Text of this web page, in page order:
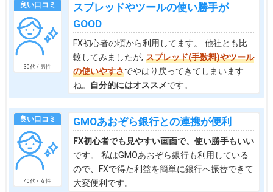
良い口コミ
30代 / 男性
スプレッドやツールの使い勝手が
GOOD
FX初心者の頃から利用してます。 他社とも比
較してみましたが, スプレッド(手数料)やツール
の使いやすさでやはり戻ってきてしまいます
ね。
自分的にはオススメです。
良い口コミ
40代 / 女性
GMOあおぞら銀行との連携が便利
FX初心者でも見やすい画面で、使い勝手もいい
です。 私はGMOあおぞら銀行も利用している
ので、FXで得た利益を簡単に銀行へ振替できて
大変便利です。